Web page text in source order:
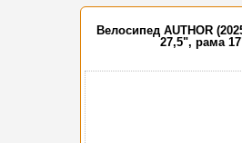
Велосипед AUTHOR
27,5", рама